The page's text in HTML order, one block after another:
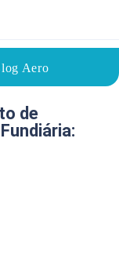
Aero
18/05/2026
de